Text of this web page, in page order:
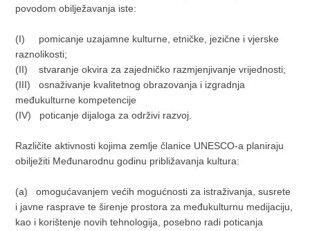
povodom obilježavanja iste:
(I) pomicanje uzajamne kulturne, etničke, jezične i vjerske
raznolikosti;
(II)
stvaranje okvira za zajedničko razmjenjivanje vrijednosti;
(III)
osnaživanje kvalitetnog obrazovanja i izgradnja
međukulturne kompetencije
(IV)
poticanje dijaloga za održivi razvoj.
Različite aktivnosti kojima zemlje članice UNESCO-a planiraju
obilježiti Međunarodnu godinu približavanja kultura:
(a)
omogućavanjem većih mogućnosti za istraživanja, susrete
i javne rasprave te širenje prostora za međukulturnu medijaciju,
kao i korištenje novih tehnologija, posebno radi poticanja